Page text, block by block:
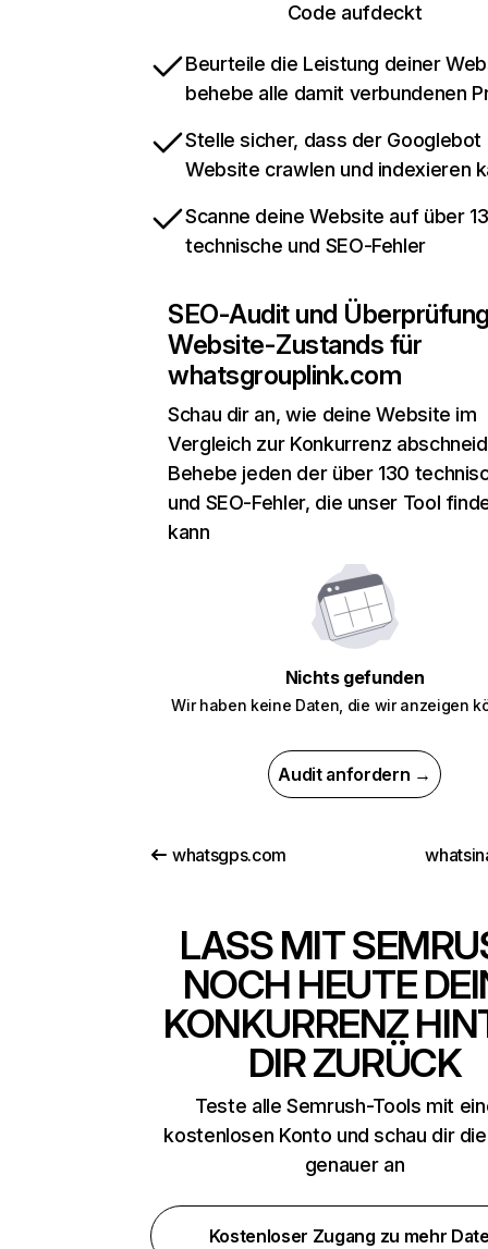
Code aufdeckt
Beurteile die Leistung deiner
behebe alle damit verbundenen
Stelle sicher, dass der Googlebot
Website crawlen und indexieren
Scanne deine Website auf über
technische und SEO-Fehler
SEO-Audit und
Website-Zustands für
whatsgrouplink.com
Schau dir an, wie deine Website im
Vergleich zur Konkurrenz
Behebe jeden der über 130
und SEO-Fehler, die unser Tool
kann
Nichts gefunden
Wir haben keine Daten, die wir anzeigen
Audit anfordern →
whatsgps.com
LASS MIT
NOCH HEUTE
KONKURRENZ
DIR ZURÜCK
Teste alle Semrush-Tools mit
kostenlosen Konto und schau dir
genauer an
Kostenloser Zugang zu mehr